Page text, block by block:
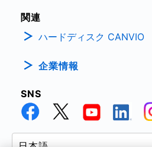
関連
ハードディスク CANVIO
企業情報
SNS